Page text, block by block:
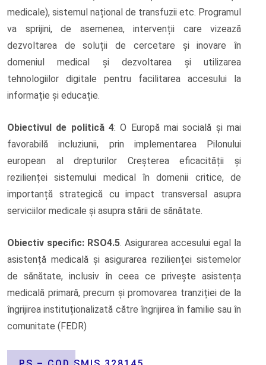
medicale), sistemul național de transfuzii etc. Programul
va sprijini, de asemenea, intervenții care vizează
dezvoltarea de soluții de cercetare și inovare în
domeniul medical și dezvoltarea și utilizarea
tehnologiilor digitale pentru facilitarea accesului la
informație și educație.
Obiectivul de politică 4: O Europă mai socială și mai
favorabilă incluziunii, prin implementarea Pilonului
european al drepturilor Creșterea eficacității și
rezilienței sistemului medical în domenii critice, de
importanță strategică cu impact transversal asupra
serviciilor medicale și asupra stării de sănătate.
Obiectiv specific: RSO4.5. Asigurarea accesului egal la
asistență medicală și asigurarea rezilienței sistemelor
de sănătate, inclusiv în ceea ce privește asistența
medicală primară, precum și promovarea tranziției de la
îngrijirea instituționalizată către îngrijirea în familie sau în
comunitate (FEDR)